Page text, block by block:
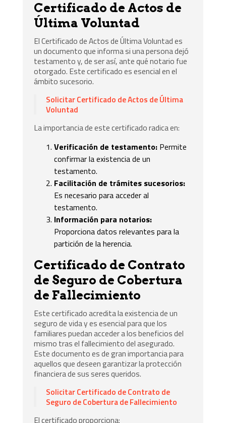
Certificado de Actos de
Última Voluntad
El Certificado de Actos de Última Voluntad es
un documento que informa si una persona dejó
testamento y, de ser así, ante qué notario fue
otorgado. Este certificado es esencial en el
ámbito sucesorio.
Solicitar Certificado de Actos de Última
Voluntad
La importancia de este certificado radica en:
Verificación de testamento: Permite
confirmar la existencia de un
testamento.
Facilitación de trámites sucesorios:
Es necesario para acceder al
testamento.
Información para notarios:
Proporciona datos relevantes para la
partición de la herencia.
Certificado de Contrato
de Seguro de Cobertura
de Fallecimiento
Este certificado acredita la existencia de un
seguro de vida y es esencial para que los
familiares puedan acceder a los beneficios del
mismo tras el fallecimiento del asegurado.
Este documento es de gran importancia para
aquellos que deseen garantizar la protección
financiera de sus seres queridos.
Solicitar Certificado de Contrato de
Seguro de Cobertura de Fallecimiento
El certificado proporciona: